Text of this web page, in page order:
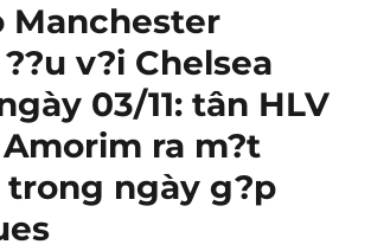
Manchester
v?i Chelsea
03/11: tân HLV
ra m?t
trong ngày g?p